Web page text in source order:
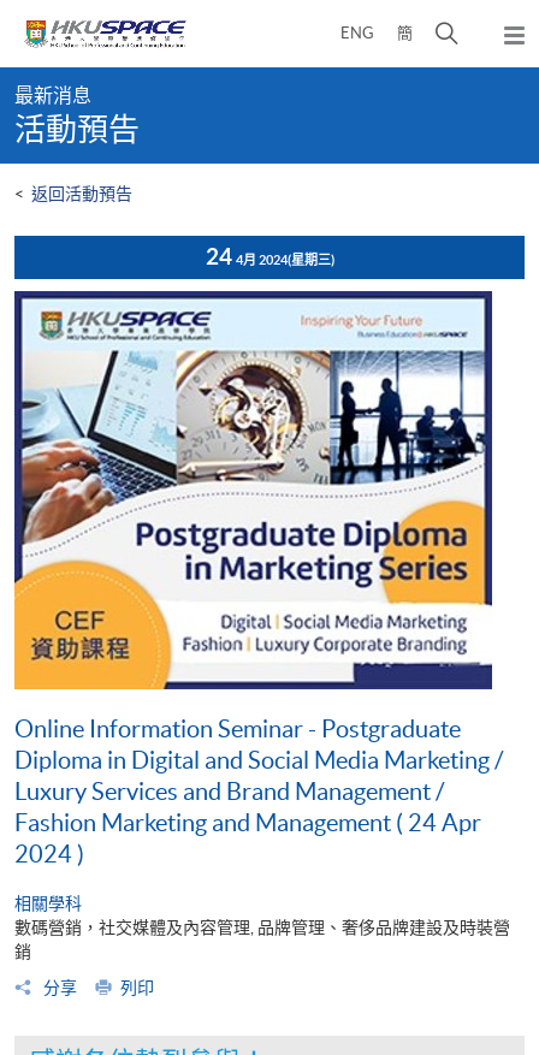
content
ENG 簡
開
彈
出
content
start
最新消息
活動預告
< 返回活動預告
24 4月 2024(星期三)
Online Information Seminar - Postgraduate
Diploma in Digital and Social Media Marketing /
Luxury Services and Brand Management /
Fashion Marketing and Management ( 24 Apr
2024 )
相關學科
數碼營銷，社交媒體及內容管理, 品牌管理、奢侈品牌建設及時裝營
銷
分享
列印